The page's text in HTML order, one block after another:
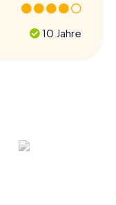
10 Jahre